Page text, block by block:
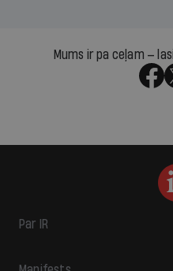
Mums ir pa ceļam —
Par IR